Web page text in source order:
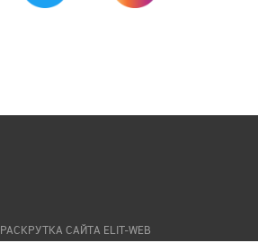
РАСКРУТКА САЙТА ELIT-WEB